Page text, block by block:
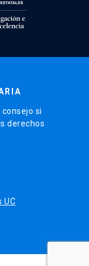
si
derechos
UC